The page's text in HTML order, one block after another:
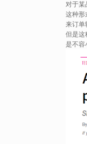
对于某
这种形
来订单
但是这
是不容